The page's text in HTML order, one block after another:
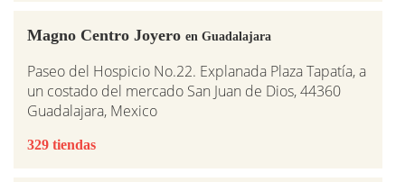
Magno Centro Joyero en Guadalajara
Paseo del Hospicio No.22. Explanada Plaza Tapatía, a
un costado del mercado San Juan de Dios, 44360
Guadalajara, Mexico
329 tiendas